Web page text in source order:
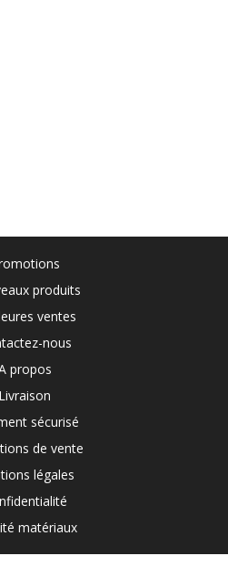
produits
ventes
nous
propos
Livraison
sécurisé
de vente
légales
matériaux